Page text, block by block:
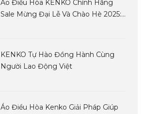
Áo Điều Hòa KENKO Chính Hãng
Sale Mừng Đại Lễ Và Chào Hè 2025:
KENKO Tự Hào Đồng Hành Cùng
Người Lao Động Việt
Áo Điều Hòa Kenko Giải Pháp Giúp